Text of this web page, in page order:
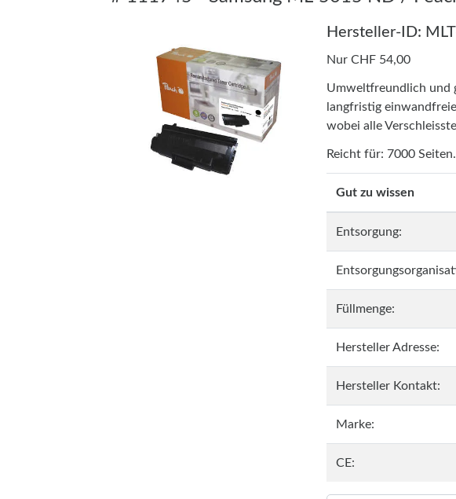
Hersteller-ID:
Nur CHF 54,00
Umweltfreundlich und
langfristig
wobei alle
Reicht für: 7000 Seiten.
Gut zu wissen
Entsorgung:
Füllmenge:
Hersteller Adresse:
Hersteller Kontakt:
Marke:
CE: